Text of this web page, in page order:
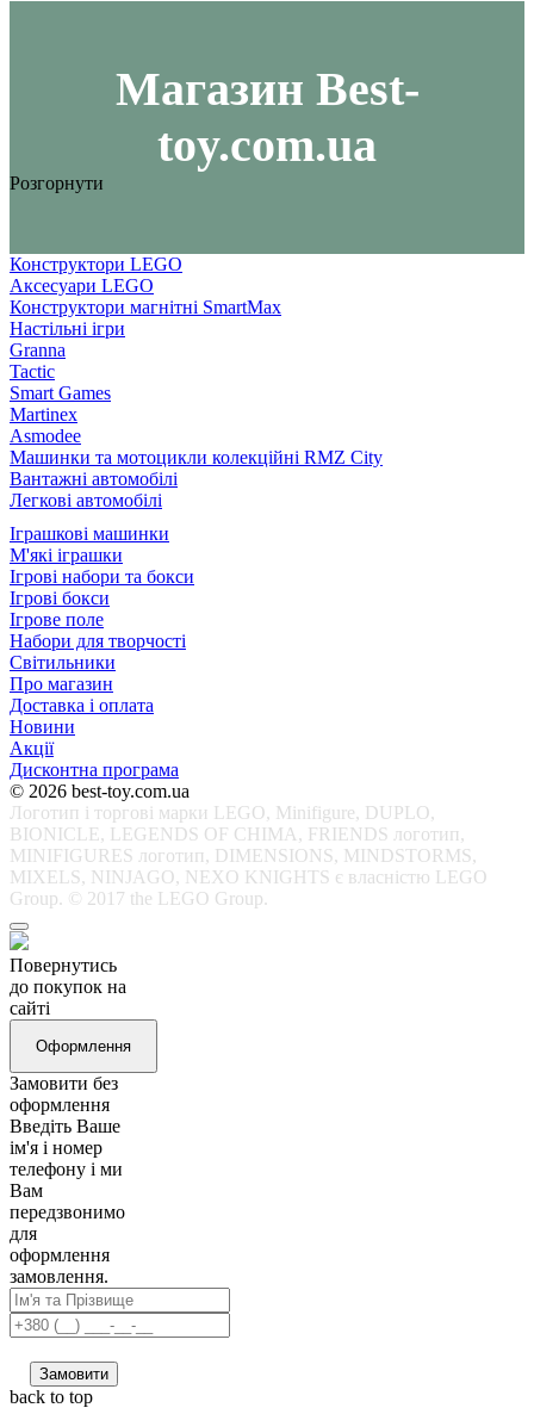
Maгазин Best-
toy.com.ua
Розгорнути
Конструктори LEGO
Аксесуари LEGO
Конструктори магнітні SmartMax
Настільні ігри
Granna
Tactic
Smart Games
Martinex
Asmodee
Машинки та мотоцикли колекційні RMZ City
Вантажні автомобілі
Легкові автомобілі
Іграшкові машинки
М'які іграшки
Ігрові набори та бокси
Ігрові бокси
Ігрове поле
Набори для творчості
Світильники
Про магазин
Доставка і оплата
Новини
Акції
Дисконтна програма
© 2026 best-toy.com.ua
Логотип і торгові марки LEGO, Minifigure, DUPLO,
BIONICLE, LEGENDS OF CHIMA, FRIENDS логотип,
MINIFIGURES логотип, DIMENSIONS, MINDSTORMS,
MIXELS, NINJAGO, NEXO KNIGHTS є власністю LEGO
Group. © 2017 the LEGO Group.
Повернутись
до покупок на
сайті
Оформлення
Замовити без
оформлення
Введіть Ваше
ім'я і номер
телефону і ми
Вам
передзвонимо
для
оформлення
замовлення.
Замовити
back to top